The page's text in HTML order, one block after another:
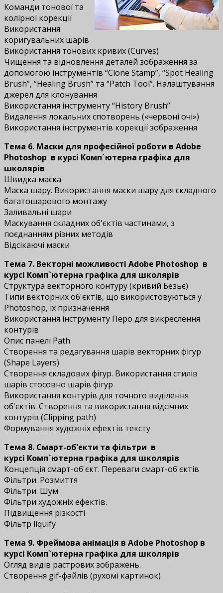
Команди тонової та
колірної корекції
Використання
коригувальних шарів
Використання тонових кривих (Curves)
Чищення та відновлення деталей зображення за
допомогою інструментів “Clone Stamp”, “Spot Healing
Brush”, “Healing Brush” та “Patch Tool”. Налаштування
джерел для клонування
Використання інструменту “History Brush”
Видалення локальних спотворень («червоні очі»)
Використання інструментів корекції зображення
Тема 6. Маски для професійної роботи в Adobe
Photoshop в курсі Комп`ютерна графіка для
школярів
Швидка маска
Маска шару. Використання маски шару для складного
багатошарового монтажу
Заливальні шари
Маскування складних об'єктів частинами, з
поєднанням різних методів
Відсікаючі маски
Тема 7. Векторні можливості Adobe Photoshop в
курсі Комп`ютерна графіка для школярів
Структура векторного контуру (кривий Безьє)
Типи векторних об'єктів, що використовуються у
Photoshop, їх призначення
Використання інструменту Перо для викреслення
контурів
Опис панелі Path
Створення та редагування шарів векторних фігур
(Shape Layers)
Створення складових фігур. Використання стилів
шарів стосовно шарів фігур
Використання контурів для точного виділення
об'єктів. Створення та використання відсічних
контурів (Clipping path)
Формування художніх ефектів тексту
Тема 8. Смарт-об'єкти та фільтри в
курсі Комп`ютерна графіка для школярів
Концепція смарт-об'єкт. Переваги смарт-об'єктів
Фільтри. Розмиття
Фільтри. Шум
Фільтри художніх ефектів.
Підвищення різкості
Фільтр liquify
Тема 9. Фреймова анімація в Adobe Photoshop в
курсі Комп`ютерна графіка для школярів
Огляд видів растрових зображень.
Створення gif-файлів (рухомі картинок)